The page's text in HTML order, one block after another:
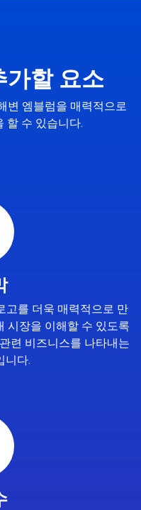
가할 요소
변 엠블럼을 매력적으로
할 수 있습니다.
고를 더욱 매력적으로 만
시장을 이해할 수 있도록
련 비즈니스를 나타내는
니다.